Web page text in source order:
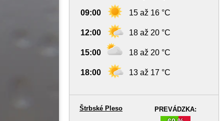
09:00 15 až 16 °C
12:00 18 až 20 °C
15:00 18 až 20 °C
18:00 13 až 17 °C
PREVÁDZKA:
Štrbské Pleso